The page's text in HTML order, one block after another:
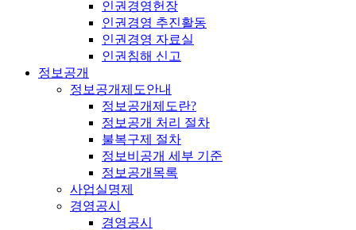
인권경영헌장
인권경영 추진활동
인권경영 자료실
인권침해 신고
정보공개
정보공개제도안내
정보공개제도란?
정보공개 처리 절차
불복구제 절차
정보비공개 세부 기준
정보공개목록
사업실명제
경영공시
경영공시